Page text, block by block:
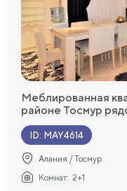
Меблированная
районе Тосмур
ID: MAY4614
Алания / Тосмур
Комнат: 2+1